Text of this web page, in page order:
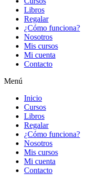
Libros
Regalar
¿Cómo funciona?
Nosotros
Mis cursos
Mi cuenta
Contacto
Menú
Inicio
Cursos
Libros
Regalar
¿Cómo funciona?
Nosotros
Mis cursos
Mi cuenta
Contacto